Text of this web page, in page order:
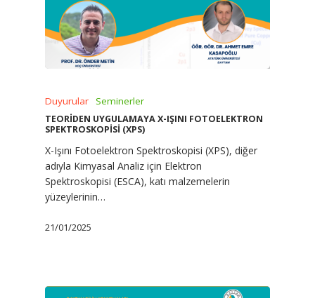
Duyurular Seminerler
TEORİDEN UYGULAMAYA X-IŞINI FOTOELEKTRON
SPEKTROSKOPİSİ (XPS)
X-Işını Fotoelektron Spektroskopisi (XPS), diğer
adıyla Kimyasal Analiz için Elektron
Spektroskopisi (ESCA), katı malzemelerin
yüzeylerinin…
21/01/2025